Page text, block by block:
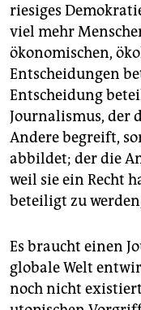
riesiges
viel mehr
ökonomischen,
Entscheidungen
Entscheidung
Journalismus, der
Andere begreift,
abbildet; der die
weil sie ein Recht
beteiligt zu
Es braucht einen
globale Welt
noch nicht